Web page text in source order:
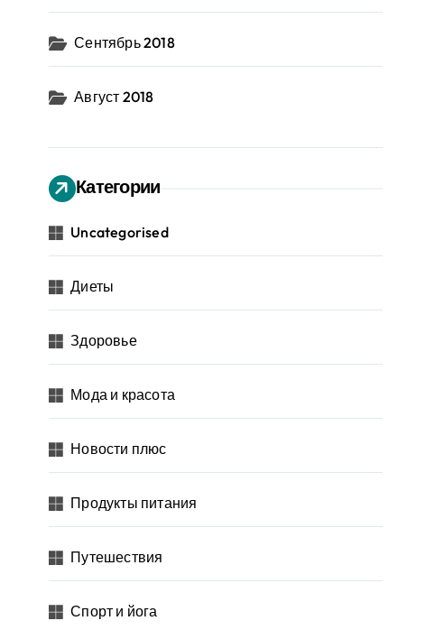
Сентябрь 2018
Август 2018
Категории
Uncategorised
Диеты
Здоровье
Мода и красота
Новости плюс
Продукты питания
Путешествия
Спорт и йога